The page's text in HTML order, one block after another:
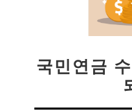
국민연금